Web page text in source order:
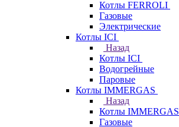
Котлы FERROLI
Газовые
Электрические
Котлы ICI
Назад
Котлы ICI
Водогрейные
Паровые
Котлы IMMERGAS
Назад
Котлы IMMERGAS
Газовые